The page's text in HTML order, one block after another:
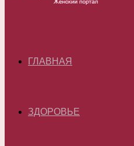
ГЛАВНАЯ
ЗДОРОВЬЕ